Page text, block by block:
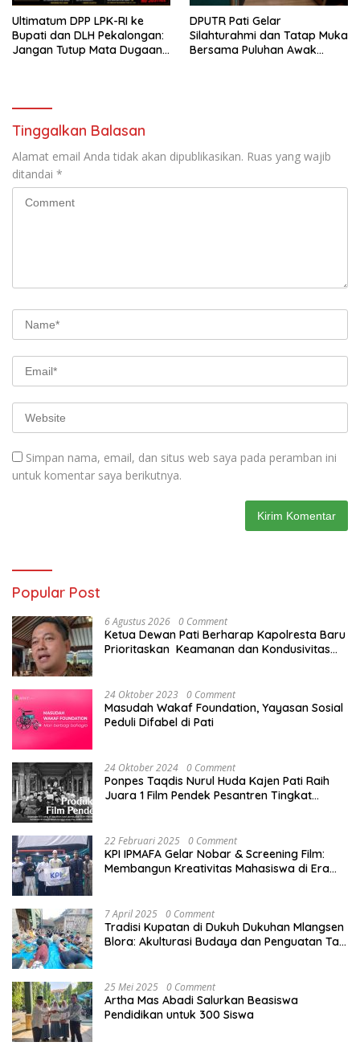
Ultimatum DPP LPK-RI ke
Bupati dan DLH Pekalongan:
Jangan Tutup Mata Dugaan
DPUTR Pati Gelar
Silahturahmi dan Tatap Muka
Bersama Puluhan Awak
Tinggalkan Balasan
Alamat email Anda tidak akan dipublikasikan. Ruas yang wajib
ditandai *
Simpan nama, email, dan situs web saya pada peramban ini
untuk komentar saya berikutnya.
Popular Post
6 Agustus 2026 0 Comment
Ketua Dewan Pati Berharap Kapolresta Baru
Prioritaskan Keamanan dan Kondusivitas
24 Oktober 2023 0 Comment
Masudah Wakaf Foundation, Yayasan Sosial
Peduli Difabel di Pati
24 Oktober 2024 0 Comment
Ponpes Taqdis Nurul Huda Kajen Pati Raih
Juara 1 Film Pendek Pesantren Tingkat
22 Februari 2025 0 Comment
KPI IPMAFA Gelar Nobar & Screening Film:
Membangun Kreativitas Mahasiswa di Era
7 April 2025 0 Comment
Tradisi Kupatan di Dukuh Dukuhan Mlangsen
Blora: Akulturasi Budaya dan Penguatan Tali
25 Mei 2025 0 Comment
Artha Mas Abadi Salurkan Beasiswa
Pendidikan untuk 300 Siswa